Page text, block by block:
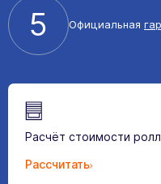
5 Официальная
Расчёт стоимости
Рассчитать